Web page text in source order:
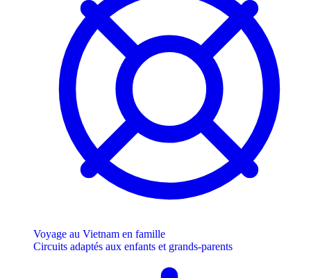
Voyage au Vietnam en famille
Circuits adaptés aux enfants et grands-parents